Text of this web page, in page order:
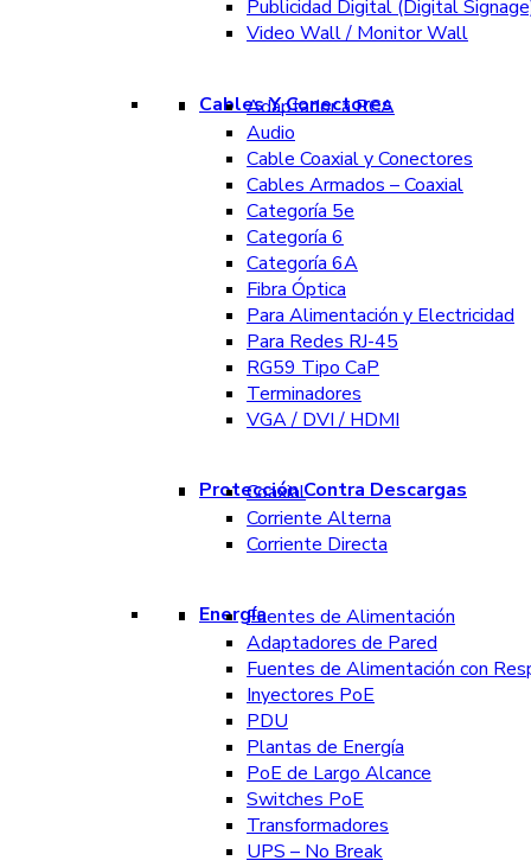
Publicidad Digital (Digital
Video Wall / Monitor Wall
Cables Y Conectores
Adaptador a RCA
Audio
Cable Coaxial y Conectores
Cables Armados – Coaxial
Categoría 5e
Categoría 6
Categoría 6A
Fibra Óptica
Para Alimentación y Electricidad
Para Redes RJ-45
RG59 Tipo CaP
Terminadores
VGA / DVI / HDMI
Protección Contra Descargas
Coaxial
Corriente Alterna
Corriente Directa
EnergíaFuentes de Alimentación
Adaptadores de Pared
Fuentes de Alimentación con
Inyectores PoE
PDU
Plantas de Energía
PoE de Largo Alcance
Switches PoE
Transformadores
UPS – No Break